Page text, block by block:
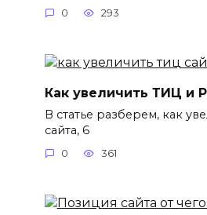
0 293
Как увеличить ТИЦ и
В статье разберем, как
сайта, 6
0 361